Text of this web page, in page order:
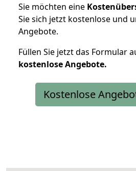
Sie möchten eine
Sie sich jetzt kostenlose und
Angebote.
Füllen Sie jetzt das Formular
kostenloseAngebote.
Kostenlose